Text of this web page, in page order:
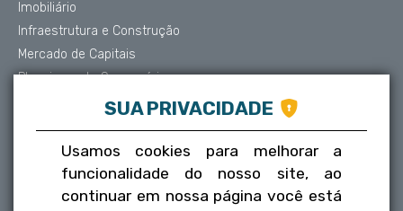
Imobiliário
Infraestrutura e Construção
Mercado de Capitais
Planejamento Sucessório
Contencioso e Arbitragem
Societário
Trabalhista
Tributário
SUA PRIVACIDADE
Usamos cookies para melhorar a
funcionalidade do nosso site, ao
continuar em nossa página você está